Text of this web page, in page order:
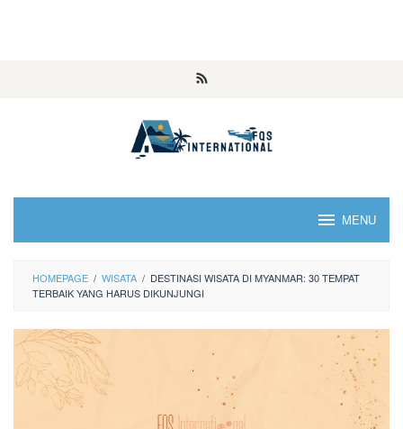
MENU
HOMEPAGE / WISATA / DESTINASI WISATA DI MYANMAR: 30 TEMPAT
TERBAIK YANG HARUS DIKUNJUNGI